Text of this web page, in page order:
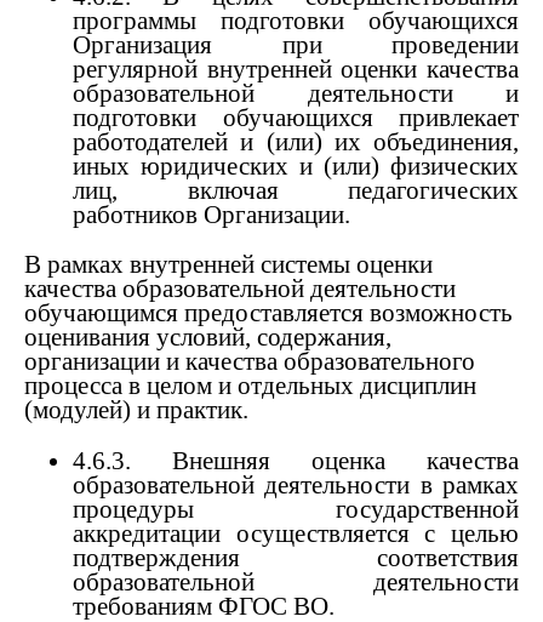
программы подготовки обучающихся
Организация при проведении
регулярной внутренней оценки качества
образовательной деятельности и
подготовки обучающихся привлекает
работодателей и (или) их объединения,
иных юридических и (или) физических
лиц, включая педагогических
работников Организации.
В рамках внутренней системы оценки
качества образовательной деятельности
обучающимся предоставляется возможность
оценивания условий, содержания,
организации и качества образовательного
процесса в целом и отдельных дисциплин
(модулей) и практик.
4.6.3. Внешняя оценка качества
образовательной деятельности в рамках
процедуры государственной
аккредитации осуществляется с целью
подтверждения соответствия
образовательной деятельности
требованиям ФГОС ВО.